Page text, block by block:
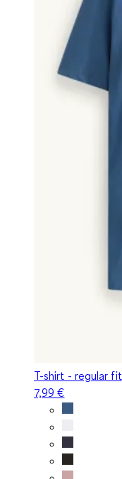
T-shirt - regular fit
7,99 €